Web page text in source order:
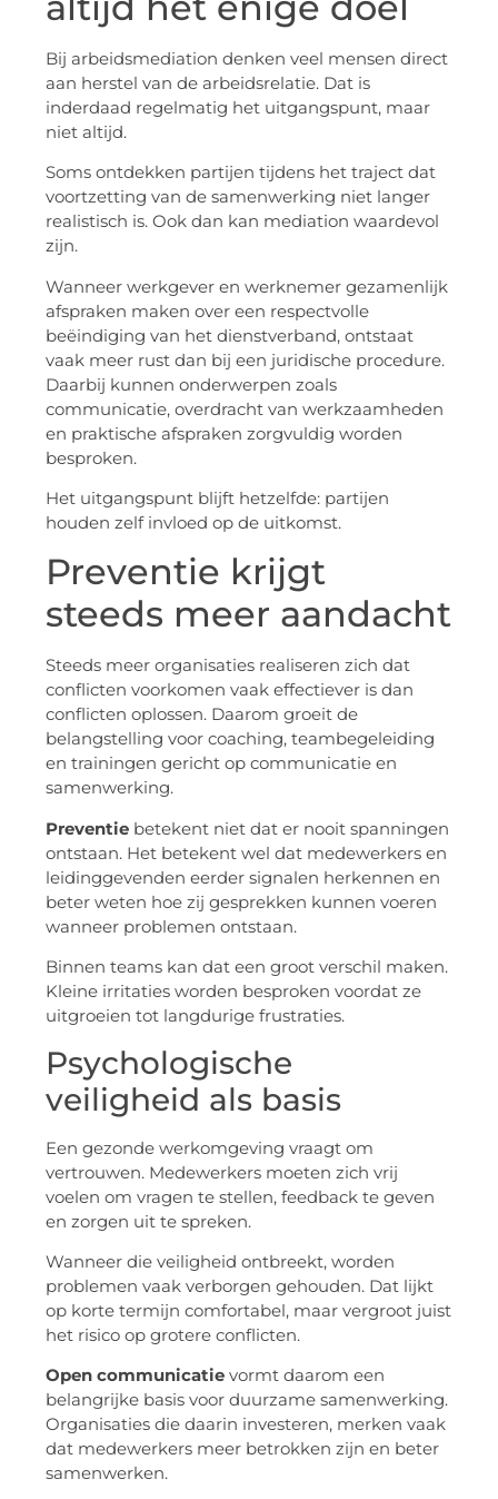
Bij arbeidsmediation denken veel mensen direct
aan herstel van de arbeidsrelatie. Dat is
inderdaad regelmatig het uitgangspunt, maar
niet altijd.
Soms ontdekken partijen tijdens het traject dat
voortzetting van de samenwerking niet langer
realistisch is. Ook dan kan mediation waardevol
zijn.
Wanneer werkgever en werknemer gezamenlijk
afspraken maken over een respectvolle
beëindiging van het dienstverband, ontstaat
vaak meer rust dan bij een juridische procedure.
Daarbij kunnen onderwerpen zoals
communicatie, overdracht van werkzaamheden
en praktische afspraken zorgvuldig worden
besproken.
Het uitgangspunt blijft hetzelfde: partijen
houden zelf invloed op de uitkomst.
Preventie krijgt
steeds meer aandacht
Steeds meer organisaties realiseren zich dat
conflicten voorkomen vaak effectiever is dan
conflicten oplossen. Daarom groeit de
belangstelling voor coaching, teambegeleiding
en trainingen gericht op communicatie en
samenwerking.
Preventie betekent niet dat er nooit spanningen
ontstaan. Het betekent wel dat medewerkers en
leidinggevenden eerder signalen herkennen en
beter weten hoe zij gesprekken kunnen voeren
wanneer problemen ontstaan.
Binnen teams kan dat een groot verschil maken.
Kleine irritaties worden besproken voordat ze
uitgroeien tot langdurige frustraties.
Psychologische
veiligheid als basis
Een gezonde werkomgeving vraagt om
vertrouwen. Medewerkers moeten zich vrij
voelen om vragen te stellen, feedback te geven
en zorgen uit te spreken.
Wanneer die veiligheid ontbreekt, worden
problemen vaak verborgen gehouden. Dat lijkt
op korte termijn comfortabel, maar vergroot juist
het risico op grotere conflicten.
Open communicatie vormt daarom een
belangrijke basis voor duurzame samenwerking.
Organisaties die daarin investeren, merken vaak
dat medewerkers meer betrokken zijn en beter
samenwerken.